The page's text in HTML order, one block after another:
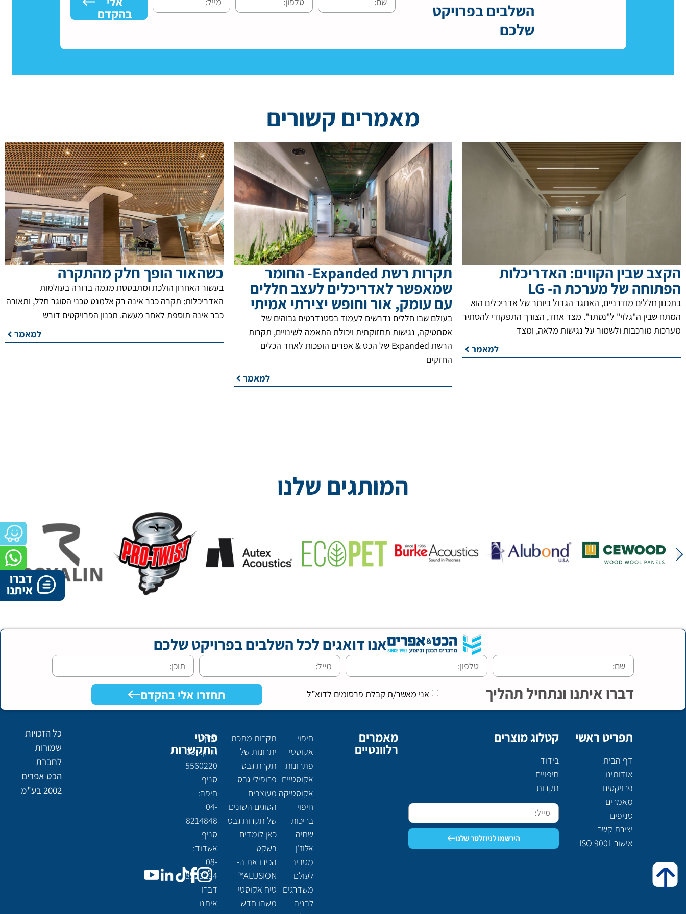
השלבים בפרויקט
שלכם
בהקדם
מאמרים קשורים
הקצב שבין הקווים: האדריכלות
הפתוחה של מערכת ה- LG
בתכנון חללים מודרניים, האתגר הגדול ביותר של אדריכלים הוא
המתח שבין ה"גלוי" ל"נסתר". מצד אחד, הצורך התפקודי להסתיר
מערכות מורכבות ולשמור על נגישות מלאה, ומצד
למאמר
תקרות רשת Expanded- החומר
שמאפשר לאדריכלים לעצב חללים
עם עומק, אור וחופש יצירתי אמיתי
בעולם שבו חללים נדרשים לעמוד בסטנדרטים גבוהים של
אסתטיקה, נגישות תחזוקתית ויכולת התאמה לשינויים, תקרות
הרשת Expanded של הכט & אפרים הופכות לאחד הכלים
החזקים
למאמר
כשהאור הופך חלק מהתקרה
בעשור האחרון הולכת ומתבססת מגמה ברורה בעולמות
האדריכלות: תקרה כבר אינה רק אלמנט טכני הסוגר חלל, ותאורה
כבר אינה תוספת לאחר מעשה. תכנון הפרויקטים דורש
למאמר
המותגים שלנו
אנו דואגים לכל השלבים בפרויקט שלכם
דברו איתנו ונתחיל תהליך אני מאשר/ת קבלת פרסומים לדוא”ל תחזרו אלי בהקדם
תפריט ראשי
דף הבית
אודותינו
פרויקטים
מאמרים
סניפים
יצירת קשר
אישור ISO 9001
קטלוג מוצרים
בידוד
חיפויים
תקרות
הירשמו לניוזלטר שלנו
מאמרים
רלוונטיים
חיפוי
אקוסטי
פתרונות
אקוסטיים
אקוסטיקה
חיפוי
בריכות
שחיה
אלוז'ן
מסביב
לעולם
משדרגים
לבניה
תקרות מתכת
יתרונות של
תקרת גבס
פרופילי גבס
מעוצבים
הסוגים השונים
של תקרות גבס
כאן לומדים
בשקט
הכירו את ה-
ALUSION™
טיח אקוסטי
משהו חדש
פרטי
התקשרות
סניף
חולון: 03-
5560220
סניף
חיפה:
04-
8214848
סניף
אשדוד:
08-
8523294
דברו
איתנו
כל הזכויות
שמורות
לחברת
הכט אפרים
2002 בע"מ